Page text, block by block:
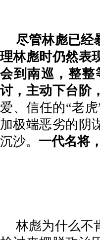
尽管林彪已经
理林彪时仍然表
会到南巡，整
讨，主动下台阶
爱、信任的“老
加极端恶劣的阴
沉沙。 一代名将
林彪为什么不